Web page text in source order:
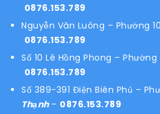
0876.153.789
Nguyễn Văn Luông – Phường
0876.153.789
Số 10 Lê Hồng Phong – Phường
0876.153.789
Số 389-391 Điện Biên Phủ –
Thạnh – 0876.153.789